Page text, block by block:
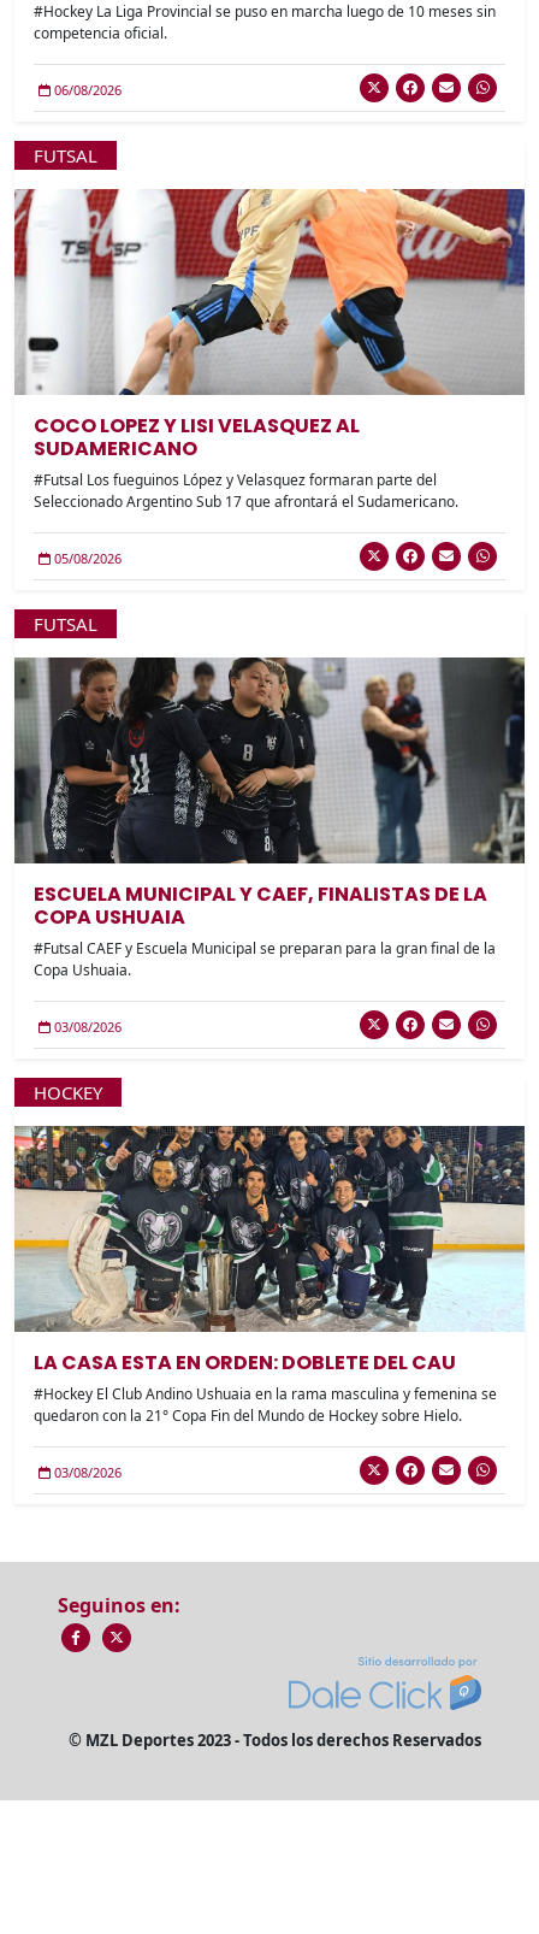
#Hockey La Liga Provincial se puso en marcha luego de 10 meses sin
competencia oficial.
06/08/2026
FUTSAL
COCO LOPEZ Y LISI VELASQUEZ AL
SUDAMERICANO
#Futsal Los fueguinos López y Velasquez formaran parte del
Seleccionado Argentino Sub 17 que afrontará el Sudamericano.
05/08/2026
FUTSAL
ESCUELA MUNICIPAL Y CAEF, FINALISTAS DE LA
COPA USHUAIA
#Futsal CAEF y Escuela Municipal se preparan para la gran final de la
Copa Ushuaia.
03/08/2026
HOCKEY
LA CASA ESTA EN ORDEN: DOBLETE DEL CAU
#Hockey El Club Andino Ushuaia en la rama masculina y femenina se
quedaron con la 21° Copa Fin del Mundo de Hockey sobre Hielo.
03/08/2026
Seguinos en:
© MZL Deportes 2023 - Todos los derechos Reservados